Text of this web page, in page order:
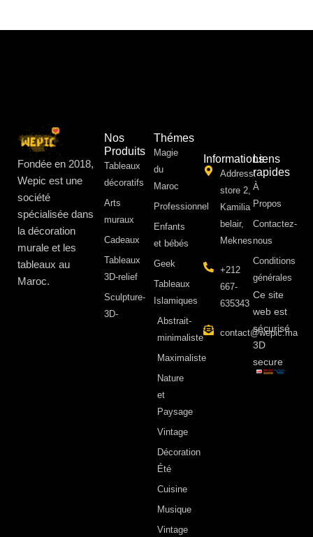
Fondée en 2018,
Wepic est une
société
spécialisée dans
la décoration
murale et les
tableaux au
Maroc.
Nos
Produits
Tableaux
décoratifs
Arts
muraux
Cadeaux
Tableaux
3D-relief
Sculpture-
3D-
Thémes
Magie
du
Maroc
Professionnel
Enfants
et bébés
Geek
Tableaux
Islamiques
Abstrait-
minimaliste
Maximaliste
Nature
et
Paysage
Vintage
Décoration
Été
Cuisine
Musique
Vintage
Informations
Address:
store 2,
Kamilia
belair,
Meknes
+212
667-
635343
contact@wepic.ma
Liens
rapides
À
Propos ​
Contactez-
nous
Conditions
générales
Ce site
web est
sécurisé
3D
secure